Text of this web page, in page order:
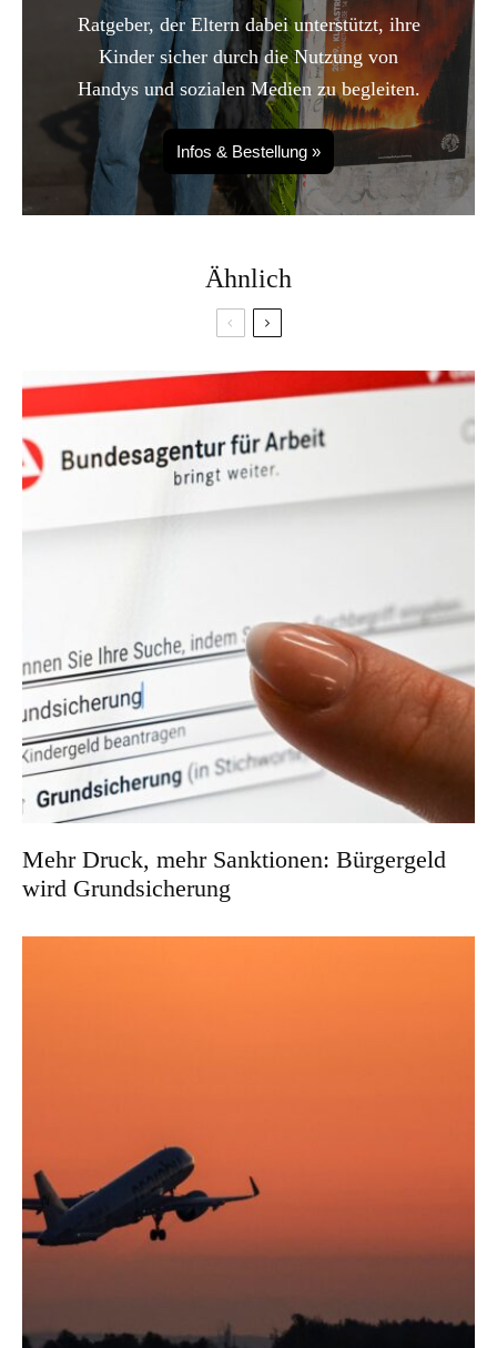
Ratgeber, der Eltern dabei unterstützt, ihre
Kinder sicher durch die Nutzung von
Handys und sozialen Medien zu begleiten.
Infos & Bestellung »
Ähnlich
Mehr Druck, mehr Sanktionen: Bürgergeld
wird Grundsicherung